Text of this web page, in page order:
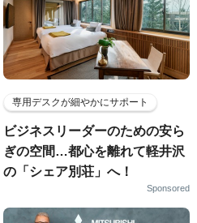
専用デスクが細やかにサポート
ビジネスリーダーのための安ら
ぎの空間…都心を離れて軽井沢
の「シェア別荘」へ！
Sponsored